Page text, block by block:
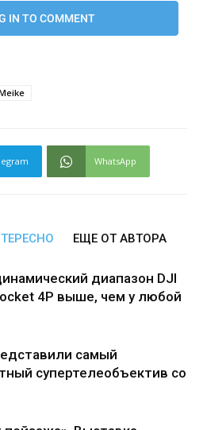
WhatsApp
ЕЩЕ ОТ АВТОРА
диапазон DJI
4P выше, чем у любой
самый
супертелеобъектив со